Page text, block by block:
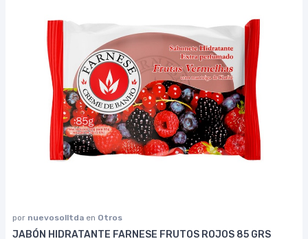
por nuevosolltda en Otros
JABÓN HIDRATANTE FARNESE FRUTOS ROJOS 85 GRS